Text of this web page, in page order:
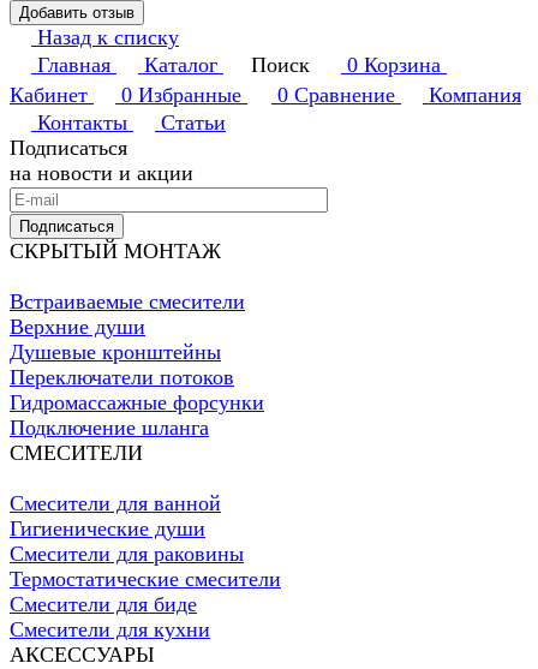
Добавить отзыв
Назад к списку
Главная
Каталог Поиск 0 Корзина
Кабинет
0 Избранные 0 Сравнение
Компания
Контакты
Статьи
Подписаться
на новости и акции
Подписаться
СКРЫТЫЙ МОНТАЖ
Встраиваемые смесители
Верхние души
Душевые кронштейны
Переключатели потоков
Гидромассажные форсунки
Подключение шланга
СМЕСИТЕЛИ
Смесители для ванной
Гигиенические души
Смесители для раковины
Термостатические смесители
Смесители для биде
Смесители для кухни
АКСЕССУАРЫ